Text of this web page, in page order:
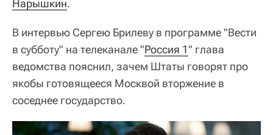
Нарышкин.
В интервью Сергею Брилеву в программе "Вести
в субботу" на телеканале "Россия 1" глава
ведомства пояснил, зачем Штаты говорят про
якобы готовящееся Москвой вторжение в
соседнее государство.